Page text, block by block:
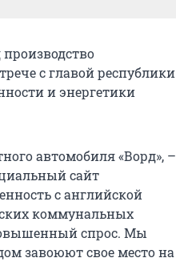
с главой республики
и энергетики
автомобиля «Ворд», –
сайт
с английской
коммунальных
спрос. Мы
завоюют свое место на